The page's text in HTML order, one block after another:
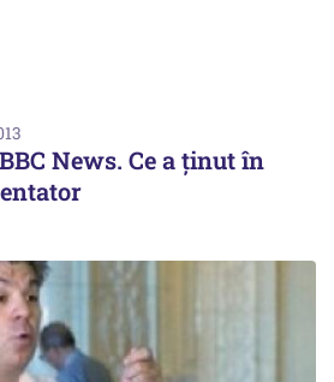
News. Ce a ținut în